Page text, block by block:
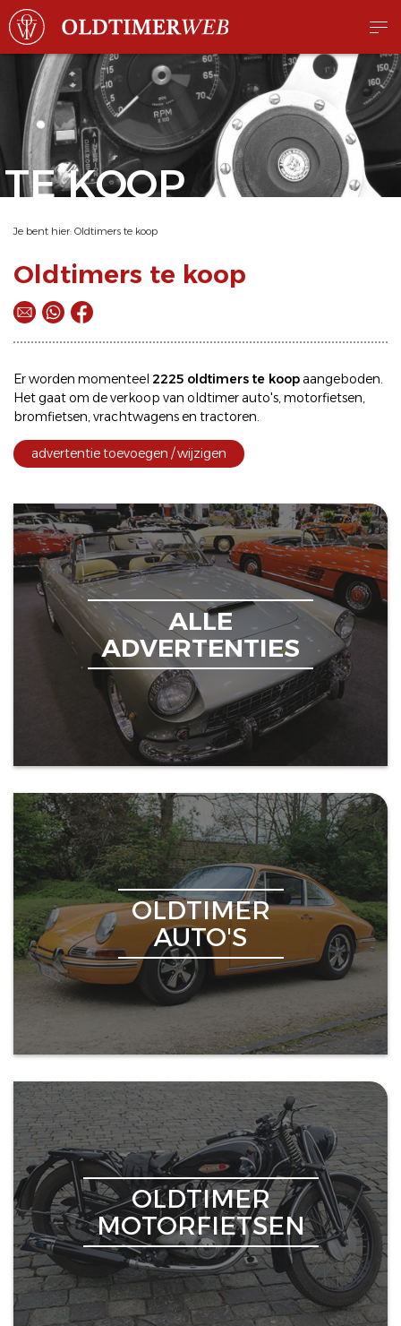
TE KOOP
Je bent hier: Oldtimers te koop
Oldtimers te koop
Er worden momenteel 2225 oldtimers te koopaangeboden.
Het gaat om deverkoop van oldtimerauto's,motorfietsen,
bromfietsen,vrachtwagens en tractoren.
advertentie toevoegen / wijzigen
ALLE
ADVERTENTIES
OLDTIMER
AUTO'S
OLDTIMER
MOTORFIETSEN